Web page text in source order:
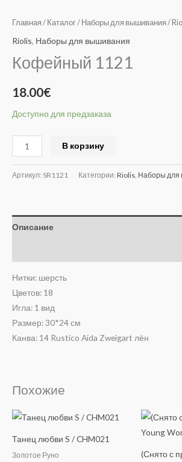
Главная / Каталог/ Наборы для вышивания /
Riolis, Наборы для вышивания
Кофейный 1121
18.00€
Доступно для предзаказа
В корзину
Артикул: SR1121 Категории: Riolis, Наборы для
Описание
Нитки: шерсть
Цветов: 18
Игла: 1 вид
Размер: 30*24 см
Канва: 14 Rustico Aida Zweigart лён
Похожие
Танец любви S / CHM021
Золотое Руно
(Снято с